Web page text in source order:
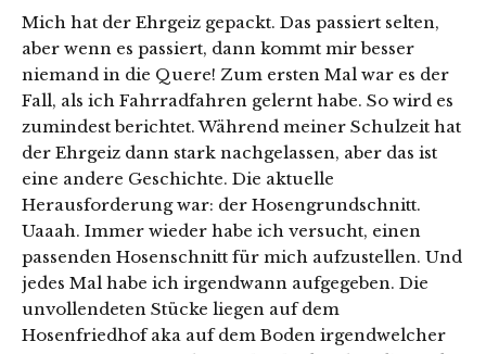
Mich hat der Ehrgeiz gepackt. Das passiert selten,
aber wenn es passiert, dann kommt mir besser
niemand in die Quere! Zum ersten Mal war es der
Fall, als ich Fahrradfahren gelernt habe. So wird es
zumindest berichtet. Während meiner Schulzeit hat
der Ehrgeiz dann stark nachgelassen, aber das ist
eine andere Geschichte. Die aktuelle
Herausforderung war: der Hosen­grund­schnitt.
Uaaah. Immer wieder habe ich versucht, einen
passenden Hosenschnitt für mich aufzustellen. Und
jedes Mal habe ich irgendwann aufgegeben. Die
unvollendeten Stücke liegen auf dem
Hosenfriedhof aka auf dem Boden irgendwelcher